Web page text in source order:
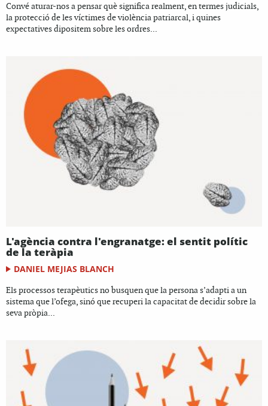
Convé aturar-nos a pensar què significa realment, en termes judicials,
la protecció de les víctimes de violència patriarcal, i quines
expectatives dipositem sobre les ordres...
L'agència contra l'engranatge: el sentit polític
de la teràpia
DANIEL MEJIAS BLANCH
Els processos terapèutics no busquen que la persona s’adapti a un
sistema que l’ofega, sinó que recuperi la capacitat de decidir sobre la
seva pròpia...